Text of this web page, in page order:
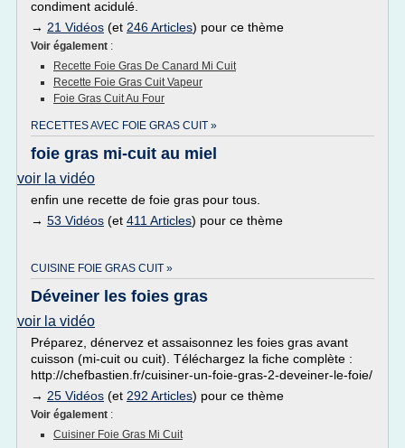
condiment acidulé.
→ 21 Vidéos (et 246 Articles) pour ce thème
Voir également :
Recette Foie Gras De Canard Mi Cuit
Recette Foie Gras Cuit Vapeur
Foie Gras Cuit Au Four
RECETTES AVEC FOIE GRAS CUIT »
foie gras mi-cuit au miel
voir la vidéo
enfin une recette de foie gras pour tous.
→ 53 Vidéos (et 411 Articles) pour ce thème
CUISINE FOIE GRAS CUIT »
Déveiner les foies gras
voir la vidéo
Préparez, dénervez et assaisonnez les foies gras avant
cuisson (mi-cuit ou cuit). Téléchargez la fiche complète :
http://chefbastien.fr/cuisiner-un-foie-gras-2-deveiner-le-foie/
→ 25 Vidéos (et 292 Articles) pour ce thème
Voir également :
Cuisiner Foie Gras Mi Cuit